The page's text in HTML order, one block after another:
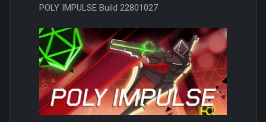
POLY IMPULSE Build 22801027